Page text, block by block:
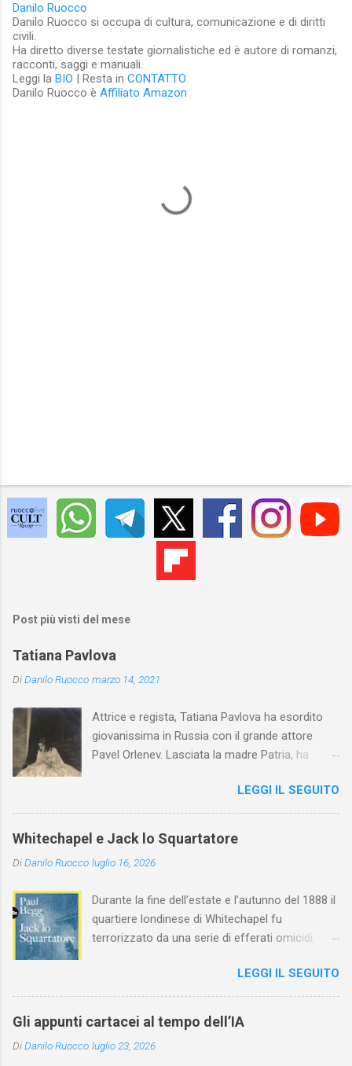
Danilo Ruocco
Danilo Ruocco si occupa di cultura, comunicazione e di diritti
civili.
Ha diretto diverse testate giornalistiche ed è autore di romanzi,
racconti, saggi e manuali.
Leggi la BIO | Resta in CONTATTO
Danilo Ruocco è Affiliato Amazon
Post più visti del mese
Tatiana Pavlova
DiDanilo Ruocco marzo 14, 2021
Attrice e regista, Tatiana Pavlova ha esordito
giovanissima in Russia con il grande attore
Pavel Orlenev. Lasciata la madre Patria, ha
l'arte della Pavlova ha raggiunto la piena
maturità ed è stata in grado di rinnovare
profondamente l'attardato mondo teatrale
LEGGI IL SEGUITO
Whitechapel e Jack lo Squartatore
DiDanilo Ruocco luglio 16, 2026
Durante la fine dell’estate e l’autunno del 1888 il
quartiere londinese di Whitechapel fu
terrorizzato da una serie di efferati omicidi,
assassino ribattezzato Jack lo Squartatore la
cui identità, tutt’oggi, resta ignota. Paul Begg in
Jack lo Squartatore: la vera storia , edito da
Utet, ricostruisce non solo i cinque omicidi
“canonicamente” addebitati a Jack lo
LEGGI IL SEGUITO
Gli appunti cartacei al tempo dell’IA
DiDanilo Ruocco luglio 23, 2026